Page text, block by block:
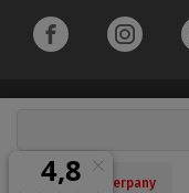
Nakład wyczerpany
Copyright 1997 - 2026